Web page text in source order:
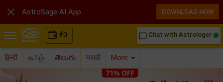
₹0 chat_bubble_outline Chat with Astrologer
हिन्दी தமிழ் తెలుగు मराठी More
 AstroSage AI App DOWNLOAD NOW